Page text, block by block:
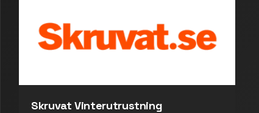
Skruvat Vinterutrustning